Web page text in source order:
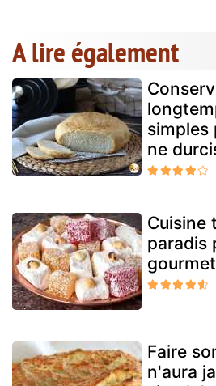
A lire également
simples
ne
Cuisine
paradis
Faire
n'aura